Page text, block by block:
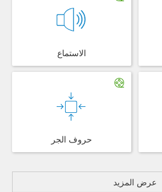
الاستماع
حروف الجر
عرض المزيد